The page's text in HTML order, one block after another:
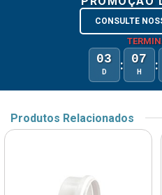
CONSULTE
03
D : 07
H :
Produtos Relacionados